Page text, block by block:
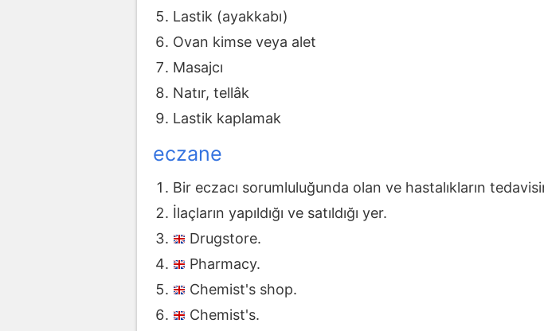
Lastik (ayakkabı)
Ovan kimse veya alet
Masajcı
Natır, tellâk
Lastik kaplamak
eczane
Bir eczacı sorumluluğunda olan ve hastalıkların
İlaçların yapıldığı ve satıldığı yer.
Drugstore.
Pharmacy.
Chemist's shop.
Chemist's.